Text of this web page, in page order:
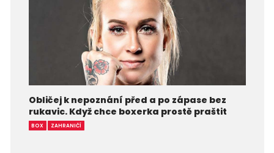
Obličej k nepoznání před a po zápase bez
rukavic. Když chce boxerka prostě praštit
BOX ZAHRANIČÍ